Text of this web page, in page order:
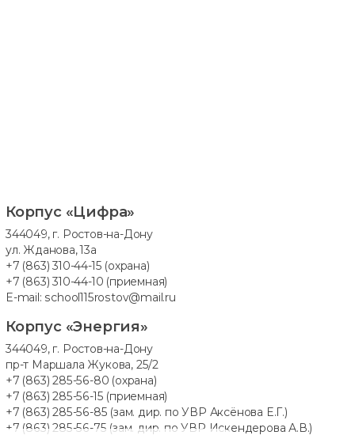
Корпус «Цифра»
344049, г. Ростов-на-Дону
ул. Жданова, 13а
+7 (863) 310-44-15 (охрана)
+7 (863) 310-44-10 (приемная)
E-mail: school115rostov@mail.ru
Корпус «Энергия»
344049, г. Ростов-на-Дону
пр-т Маршала Жукова, 25/2
+7 (863) 285-56-80 (охрана)
+7 (863) 285-56-15 (приемная)
+7 (863) 285-56-85 (зам. дир. по УВР Аксёнова Е.Г.)
+7 (863) 285-56-75 (зам. дир. по УВР Искендерова А.В.)